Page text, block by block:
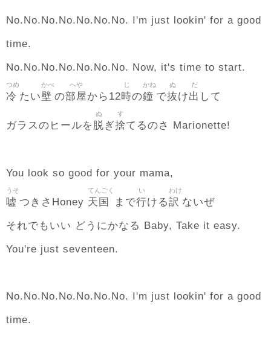
No.No.No.No.No.No.No. I'm just lookin' for a good
time.
No.No.No.No.No.No.No. Now, it's time to start.
冷
つめ
たい壁
かべ
の部屋
へや
から12時
じ
の鐘
かね
で抜
ぬ
け出
だ
して
ガラスのヒールを脱
ぬ
ぎ捨
す
てるのさ Marionette!
You look so good for your mama,
嘘
うそ
つきさHoney 天国
てんごく
まで行
い
ける訳
わけ
ないぜ
それでもいい どうにかなる Baby, Take it easy.
You're just seventeen.
No.No.No.No.No.No.No. I'm just lookin' for a good
time.